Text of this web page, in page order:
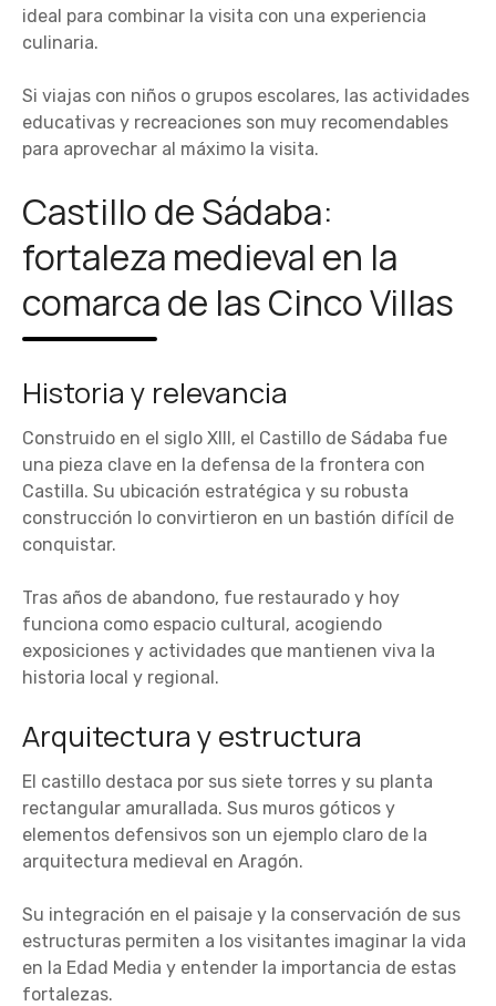
ideal para combinar la visita con una experiencia
culinaria.
Si viajas con niños o grupos escolares, las actividades
educativas y recreaciones son muy recomendables
para aprovechar al máximo la visita.
Castillo de Sádaba:
fortaleza medieval en la
comarca de las Cinco Villas
Historia y relevancia
Construido en el siglo XIII, el Castillo de Sádaba fue
una pieza clave en la defensa de la frontera con
Castilla. Su ubicación estratégica y su robusta
construcción lo convirtieron en un bastión difícil de
conquistar.
Tras años de abandono, fue restaurado y hoy
funciona como espacio cultural, acogiendo
exposiciones y actividades que mantienen viva la
historia local y regional.
Arquitectura y estructura
El castillo destaca por sus siete torres y su planta
rectangular amurallada. Sus muros góticos y
elementos defensivos son un ejemplo claro de la
arquitectura medieval en Aragón.
Su integración en el paisaje y la conservación de sus
estructuras permiten a los visitantes imaginar la vida
en la Edad Media y entender la importancia de estas
fortalezas.